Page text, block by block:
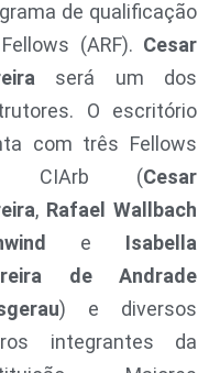
de qualificação
(ARF). Cesar
será um dos
O escritório
com três Fellows
CIArb (Cesar
, Rafael Wallbach
e Isabella
de Andrade
) e diversos
integrantes da